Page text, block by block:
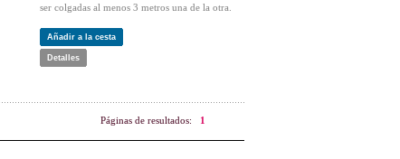
ser colgadas al menos 3 metros una de la otra.
Añadir a la cesta
Detalles
Páginas de resultados: 1